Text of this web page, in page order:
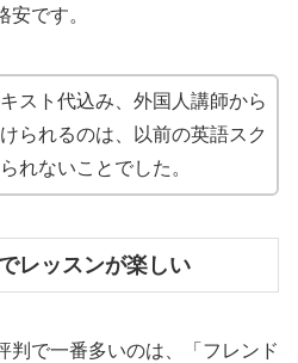
安です。
スト代込み、外国人講師から
られるのは、以前の英語スク
れないことでした。
レッスンが楽しい
判で一番多いのは、「フレンド